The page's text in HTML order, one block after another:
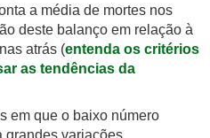
a média de mortes nos
deste balanço em relação à
atrás (entenda os critérios
as tendências da
em que o baixo número